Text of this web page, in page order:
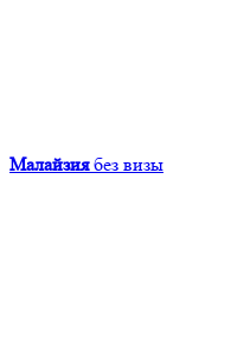
Малайзия без визы